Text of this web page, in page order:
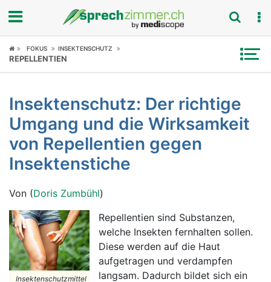
Fokus
Symptome
Untersuchungen
News
Ratgeber
Rubriken
FOKUS INSEKTENSCHUTZ
REPELLENTIEN
Insektenschutz: Der richtige
Umgang und die Wirksamkeit
von Repellentien gegen
Insektenstiche
Von (Doris Zumbühl)
Insektenschutzmittel
Repellentien sind Substanzen,
welche Insekten fernhalten sollen.
Diese werden auf die Haut
aufgetragen und verdampfen
langsam. Dadurch bildet sich ein